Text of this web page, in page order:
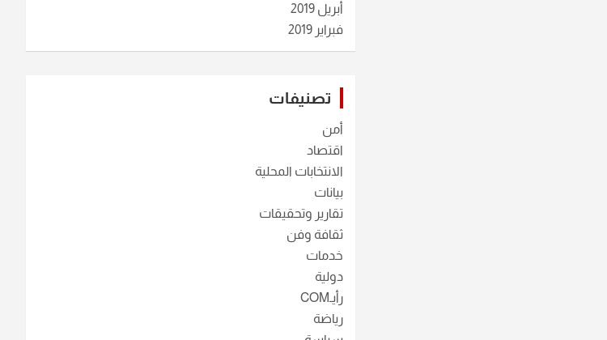
أبريل 2019
فبراير 2019
تصنيفات
أمن
اقتصاد
الانتخابات المحلية
بيانات
تقارير وتحقيقات
ثقافة وفن
خدمات
دولية
رأيـCOM
رياضة